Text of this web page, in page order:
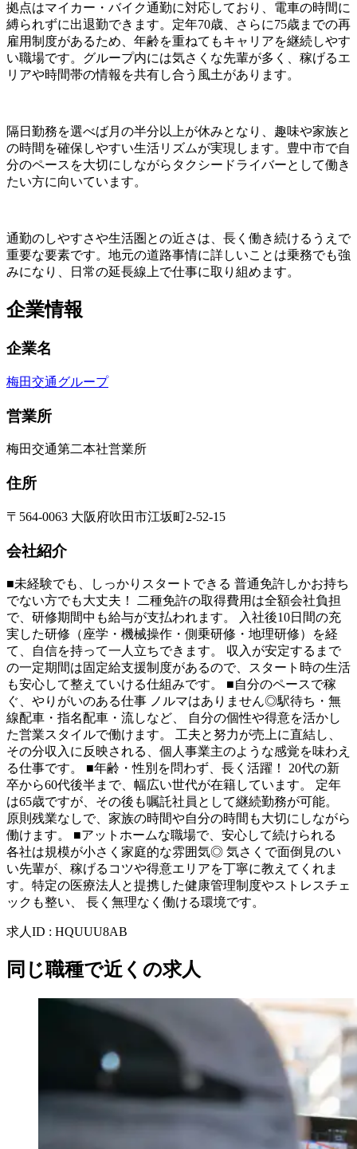
拠点はマイカー・バイク通勤に対応しており、電車の時間に
縛られずに出退勤できます。定年70歳、さらに75歳までの再
雇用制度があるため、年齢を重ねてもキャリアを継続しやす
い職場です。グループ内には気さくな先輩が多く、稼げるエ
リアや時間帯の情報を共有し合う風土があります。
隔日勤務を選べば月の半分以上が休みとなり、趣味や家族と
の時間を確保しやすい生活リズムが実現します。豊中市で自
分のペースを大切にしながらタクシードライバーとして働き
たい方に向いています。
通勤のしやすさや生活圏との近さは、長く働き続けるうえで
重要な要素です。地元の道路事情に詳しいことは乗務でも強
みになり、日常の延長線上で仕事に取り組めます。
企業情報
企業名
梅田交通グループ
営業所
梅田交通第二本社営業所
住所
〒564-0063 大阪府吹田市江坂町2-52-15
会社紹介
■未経験でも、しっかりスタートできる 普通免許しかお持ち
でない方でも大丈夫！ 二種免許の取得費用は全額会社負担
で、研修期間中も給与が支払われます。 入社後10日間の充
実した研修（座学・機械操作・側乗研修・地理研修）を経
て、自信を持って一人立ちできます。 収入が安定するまで
の一定期間は固定給支援制度があるので、スタート時の生活
も安心して整えていける仕組みです。 ■自分のペースで稼
ぐ、やりがいのある仕事 ノルマはありません◎駅待ち・無
線配車・指名配車・流しなど、 自分の個性や得意を活かし
た営業スタイルで働けます。 工夫と努力が売上に直結し、
その分収入に反映される、個人事業主のような感覚を味わえ
る仕事です。 ■年齢・性別を問わず、長く活躍！ 20代の新
卒から60代後半まで、幅広い世代が在籍しています。 定年
は65歳ですが、その後も嘱託社員として継続勤務が可能。
原則残業なしで、家族の時間や自分の時間も大切にしながら
働けます。 ■アットホームな職場で、安心して続けられる
各社は規模が小さく家庭的な雰囲気◎ 気さくで面倒見のい
い先輩が、稼げるコツや得意エリアを丁寧に教えてくれま
す。特定の医療法人と提携した健康管理制度やストレスチェ
ックも整い、 長く無理なく働ける環境です。
求人ID : HQUUU8AB
同じ職種で近くの求人